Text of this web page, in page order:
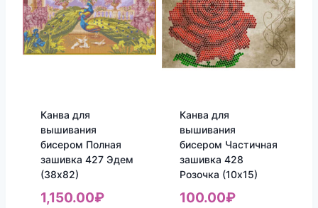
Канва для
вышивания
бисером Полная
зашивка 427 Эдем
(38х82)
1,150.00₽
Канва для
вышивания
бисером Частичная
зашивка 428
Розочка (10х15)
100.00₽